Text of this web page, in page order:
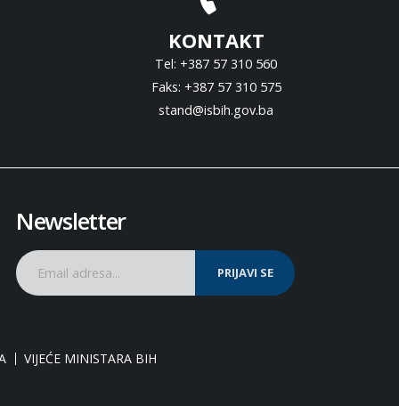
KONTAKT
Tel: +387 57 310 560
Faks: +387 57 310 575
stand@isbih.gov.ba
Newsletter
PRIJAVI SE
VIJEĆE MINISTARA BIH